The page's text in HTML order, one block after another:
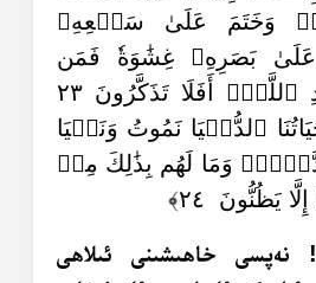
وَخَتَمَ عَلَىٰ سَمۡعِهِۦ
بَصَرِهِۦ غِشَٰوَةٗ فَمَن
يَهۡدِيهِ مِنۢ بَعۡدِ ٱللَّهِۚ أَفَلَا تَذَكَّرُونَ ٢٣
ٱلدُّنۡيَا نَمُوتُ وَنَحۡيَا
وَمَا لَهُم بِذَٰلِكَ مِنۡ
٢٤﴾
نەپسى خاھىشىنى ئىلاھى